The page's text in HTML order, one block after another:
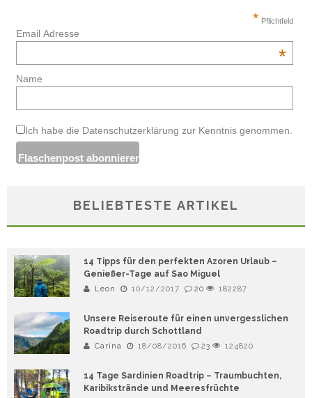
* Pflichtfeld
Email Adresse
*
Name
Ich habe die Datenschutzerklärung zur Kenntnis genommen.
BELIEBTESTE ARTIKEL
14 Tipps für den perfekten Azoren Urlaub –
Genießer-Tage auf Sao Miguel
Leon 10/12/2017 20 182287
Unsere Reiseroute für einen unvergesslichen
Roadtrip durch Schottland
Carina 18/08/2016 23 124820
14 Tage Sardinien Roadtrip – Traumbuchten,
Karibikstrände und Meeresfrüchte